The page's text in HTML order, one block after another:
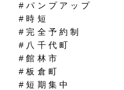
#パンプアップ
#時短
#完全予約制
#八千代町
#館林市
#板倉町
#短期集中